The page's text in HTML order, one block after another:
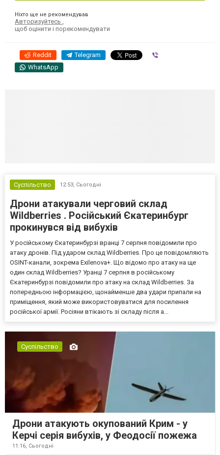
Ніхто ще не рекомендував
Авторизуйтесь ,
щоб оцінити і порекомендувати
Reddit Telegram
WhatsApp
Суспільство 12:53, Сьогодні
Дрони атакували черговий склад
Wildberries . Російський Єкатеринбург
прокинувся від вибухів
У російському Єкатеринбурзі вранці 7 серпня повідомили про
атаку дронів. Під ударом склад Wildberries. Про це повідомляють
OSINT-канали, зокрема Exilenova+. Що відомо про атаку на ще
один склад Wildberries? Уранці 7 серпня в російському
Єкатеринбурзі повідомили про атаку на склад Wildberries. За
попередньою інформацією, щонайменше два удари припали на
приміщення, який може використовуватися для посилення
російської армії. Росіяни втікають зі складу після а...
Суспільство
Дрони атакують окупований Крим - у
Керчі серія вибухів, у Феодосії пожежа
11:16, Сьогодні